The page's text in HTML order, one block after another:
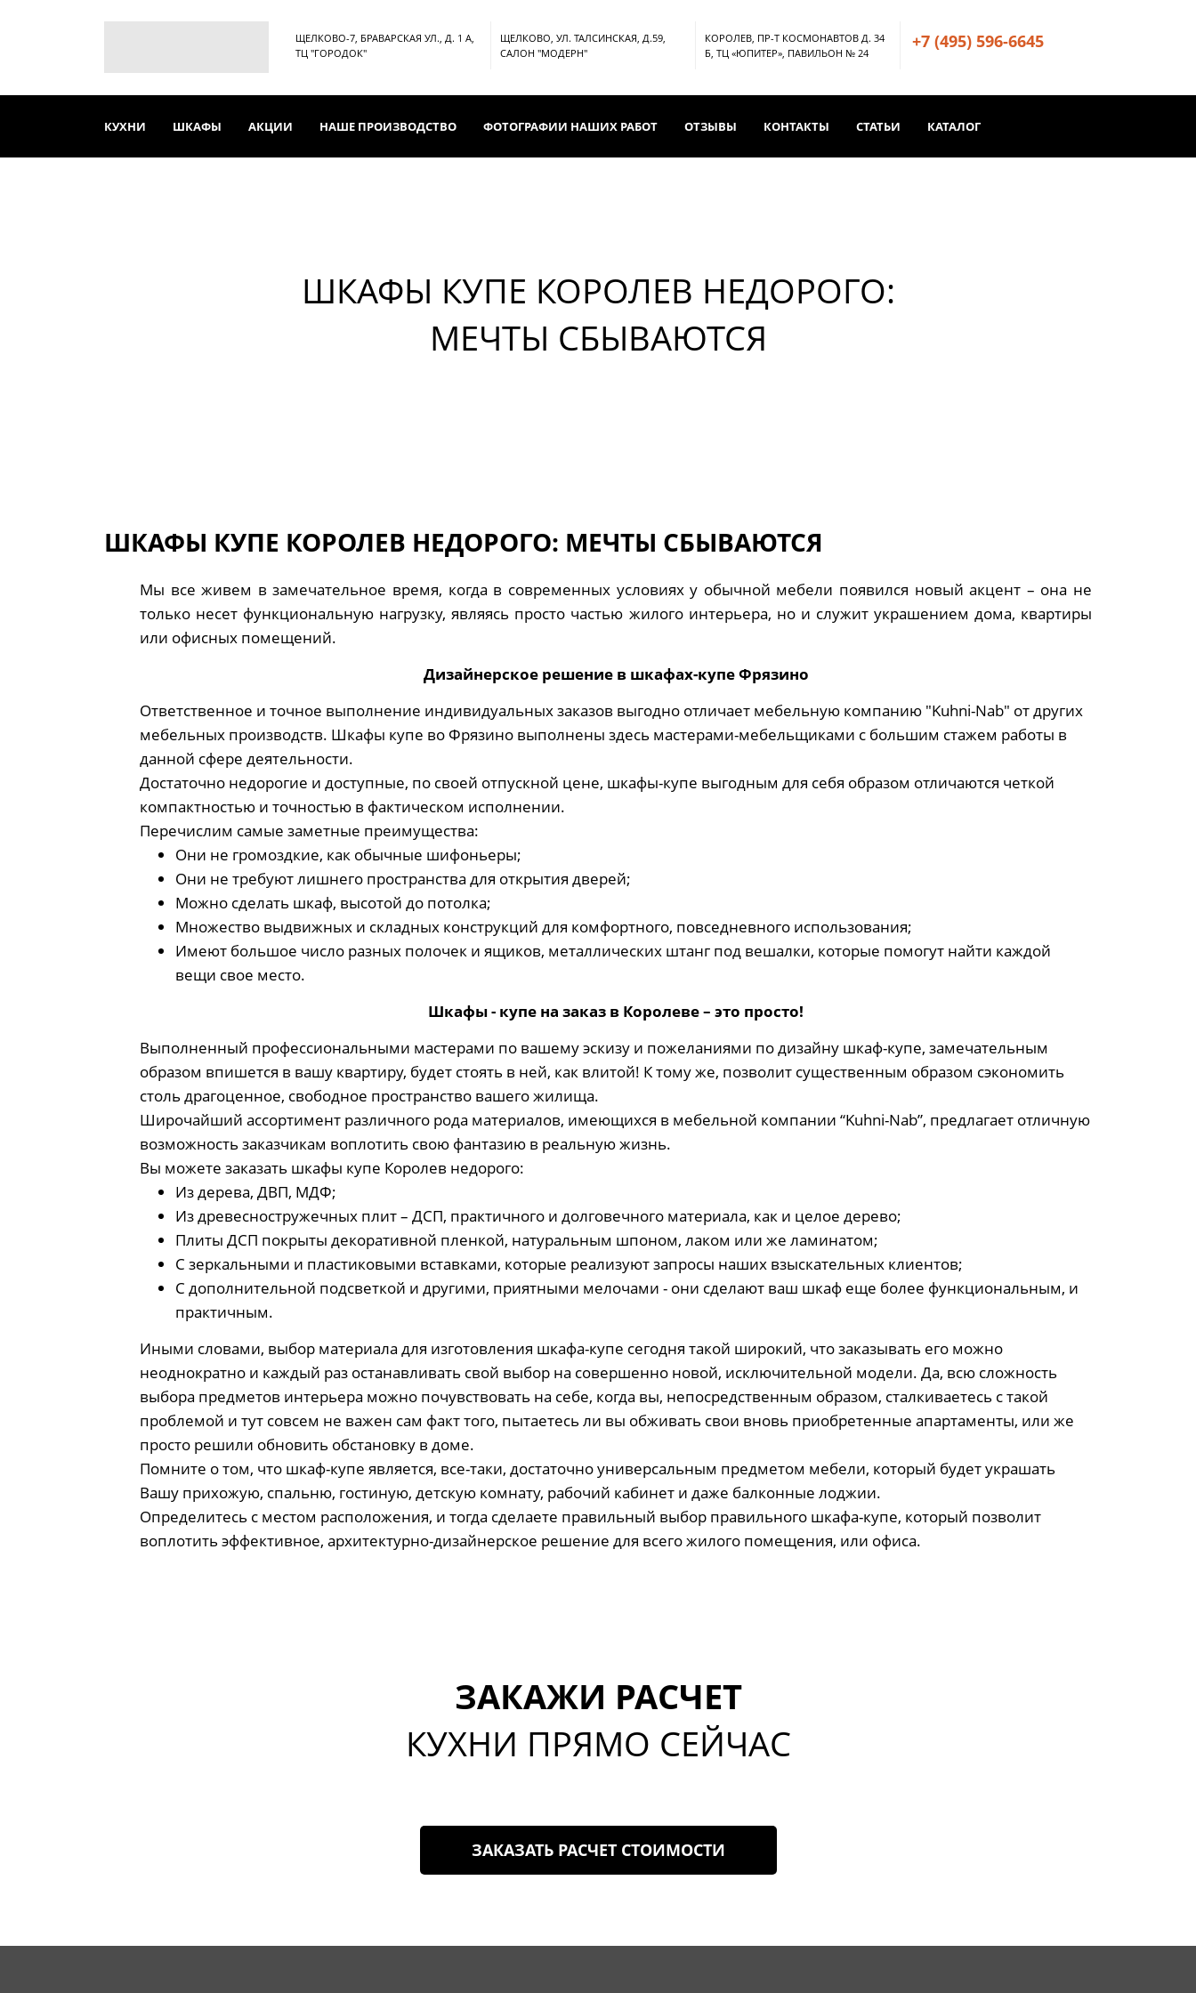
ЩЕЛКОВО-7, БРАВАРСКАЯ УЛ., Д. 1 А,
ТЦ "ГОРОДОК"
ЩЕЛКОВО, УЛ. ТАЛСИНСКАЯ, Д.59,
САЛОН "МОДЕРН"
КОРОЛЕВ, ПР-Т КОСМОНАВТОВ Д. 34
Б, ТЦ «ЮПИТЕР», ПАВИЛЬОН № 24
+7 (495) 596-6645
КУХНИ ШКАФЫ АКЦИИ НАШЕ ПРОИЗВОДСТВО ФОТОГРАФИИ НАШИХ РАБОТ ОТЗЫВЫ КОНТАКТЫ СТАТЬИ КАТАЛОГ
ШКАФЫ КУПЕ КОРОЛЕВ НЕДОРОГО:
МЕЧТЫ СБЫВАЮТСЯ
ШКАФЫ КУПЕ КОРОЛЕВ НЕДОРОГО: МЕЧТЫ СБЫВАЮТСЯ
Мы все живем в замечательное время, когда в современных условиях у обычной мебели появился новый акцент – она не
только несет функциональную нагрузку, являясь просто частью жилого интерьера, но и служит украшением дома, квартиры
или офисных помещений.
Дизайнерское решение в шкафах-купе Фрязино
Ответственное и точное выполнение индивидуальных заказов выгодно отличает мебельную компанию "Kuhni-Nab" от других
мебельных производств. Шкафы купе во Фрязино выполнены здесь мастерами-мебельщиками с большим стажем работы в
данной сфере деятельности.
Достаточно недорогие и доступные, по своей отпускной цене, шкафы-купе выгодным для себя образом отличаются четкой
компактностью и точностью в фактическом исполнении.
Перечислим самые заметные преимущества:
Они не громоздкие, как обычные шифоньеры;
Они не требуют лишнего пространства для открытия дверей;
Можно сделать шкаф, высотой до потолка;
Множество выдвижных и складных конструкций для комфортного, повседневного использования;
Имеют большое число разных полочек и ящиков, металлических штанг под вешалки, которые помогут найти каждой
вещи свое место.
Шкафы - купе на заказ в Королеве – это просто!
Выполненный профессиональными мастерами по вашему эскизу и пожеланиями по дизайну шкаф-купе, замечательным
образом впишется в вашу квартиру, будет стоять в ней, как влитой! К тому же, позволит существенным образом сэкономить
столь драгоценное, свободное пространство вашего жилища.
Широчайший ассортимент различного рода материалов, имеющихся в мебельной компании “Kuhni-Nab”, предлагает отличную
возможность заказчикам воплотить свою фантазию в реальную жизнь.
Вы можете заказать шкафы купе Королев недорого:
Из дерева, ДВП, МДФ;
Из древесностружечных плит – ДСП, практичного и долговечного материала, как и целое дерево;
Плиты ДСП покрыты декоративной пленкой, натуральным шпоном, лаком или же ламинатом;
С зеркальными и пластиковыми вставками, которые реализуют запросы наших взыскательных клиентов;
С дополнительной подсветкой и другими, приятными мелочами - они сделают ваш шкаф еще более функциональным, и
практичным.
Иными словами, выбор материала для изготовления шкафа-купе сегодня такой широкий, что заказывать его можно
неоднократно и каждый раз останавливать свой выбор на совершенно новой, исключительной модели. Да, всю сложность
выбора предметов интерьера можно почувствовать на себе, когда вы, непосредственным образом, сталкиваетесь с такой
проблемой и тут совсем не важен сам факт того, пытаетесь ли вы обживать свои вновь приобретенные апартаменты, или же
просто решили обновить обстановку в доме.
Помните о том, что шкаф-купе является, все-таки, достаточно универсальным предметом мебели, который будет украшать
Вашу прихожую, спальню, гостиную, детскую комнату, рабочий кабинет и даже балконные лоджии.
Определитесь с местом расположения, и тогда сделаете правильный выбор правильного шкафа-купе, который позволит
воплотить эффективное, архитектурно-дизайнерское решение для всего жилого помещения, или офиса.
ЗАКАЖИ РАСЧЕТ
КУХНИ ПРЯМО СЕЙЧАС
ЗАКАЗАТЬ РАСЧЕТ СТОИМОСТИ